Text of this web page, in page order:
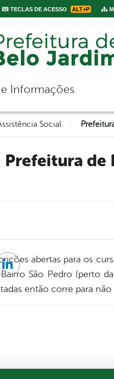
TECLAS DE ACESSO ALT+P
de navegação
Informações
Social
Prefeitura de Belo Jardim abre inscrições para o curso de
abertas para os
São Pedro (perto
então corre para
Linkedin